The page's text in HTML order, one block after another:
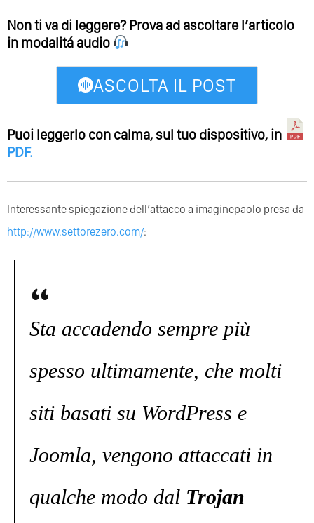
Non ti va di leggere? Prova ad ascoltare l’articolo
in modalitá audio
ASCOLTA IL POST
Puoi leggerlo con calma, sul tuo dispositivo, in
PDF.
Interessante spiegazione dell’attacco a imaginepaolo presa da
http://www.settorezero.com/:
Sta accadendo sempre più
spesso ultimamente, che molti
siti basati su WordPress e
Joomla, vengono attaccati in
qualche modo dal Trojan